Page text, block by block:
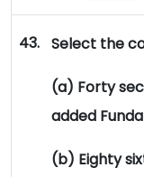
43. Select the
(a) Forty
added
(b) Eighty